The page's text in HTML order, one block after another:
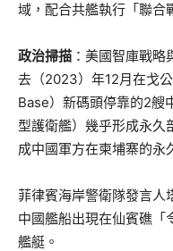
域，配合共艦執行「聯合
政治掃描 ：美國智庫戰
去（2023）年12月在戈
Base）新碼頭停靠的2艘
型護衛艦）幾乎形成永久
成中國軍方在柬埔寨的永
菲律賓海岸警衛隊發言
中國艦船出現在仙賓礁「
艦艇。